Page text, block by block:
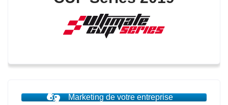
Marketing de votre entreprise